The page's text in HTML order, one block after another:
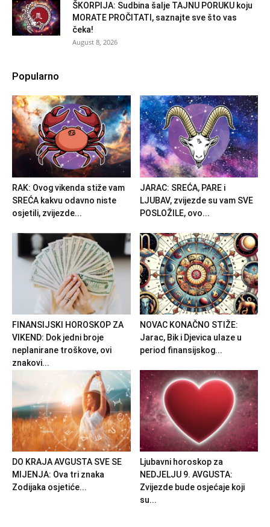
ŠKORPIJA: Sudbina šalje TAJNU PORUKU koju
MORATE PROČITATI, saznajte sve što vas
čeka!
August 8, 2026
Popularno
RAK: Ovog vikenda stiže vam
SREĆA kakvu odavno niste
osjetili, zvijezde...
JARAC: SREĆA, PARE i
LJUBAV, zvijezde su vam SVE
POSLOŽILE, ovo...
FINANSIJSKI HOROSKOP ZA
VIKEND: Dok jedni broje
neplanirane troškove, ovi
znakovi...
NOVAC KONAČNO STIŽE:
Jarac, Bik i Djevica ulaze u
period finansijskog...
DO KRAJA AVGUSTA SVE SE
MIJENJA: Ova tri znaka
Zodijaka osjetiće...
Ljubavni horoskop za
NEDJELJU 9. AVGUSTA:
Zvijezde bude osjećaje koji
su...